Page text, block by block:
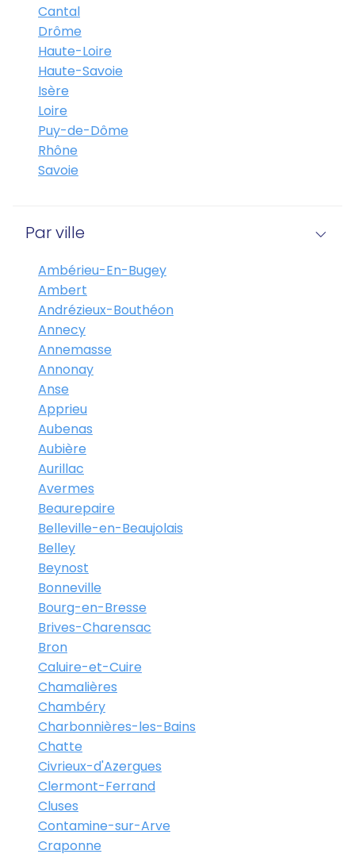
Cantal
Drôme
Haute-Loire
Haute-Savoie
Isère
Loire
Puy-de-Dôme
Rhône
Savoie
Par ville
Ambérieu-En-Bugey
Ambert
Andrézieux-Bouthéon
Annecy
Annemasse
Annonay
Anse
Apprieu
Aubenas
Aubière
Aurillac
Avermes
Beaurepaire
Belleville-en-Beaujolais
Belley
Beynost
Bonneville
Bourg-en-Bresse
Brives-Charensac
Bron
Caluire-et-Cuire
Chamalières
Chambéry
Charbonnières-les-Bains
Chatte
Civrieux-d'Azergues
Clermont-Ferrand
Cluses
Contamine-sur-Arve
Craponne